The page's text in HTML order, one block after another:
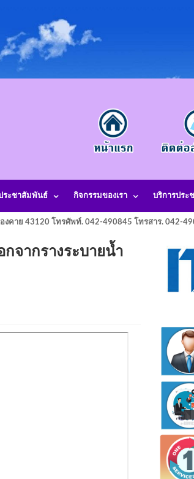
ระชาสัมพันธ์ กิจกรรมของเรา บริการประ
าย 43120 โทรศัพท์. 042-490845 โทรสาร. 042-
จากรางระบายน้ำ